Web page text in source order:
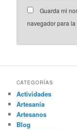
Guarda mi
navegador para
CATEGORÍAS
Actividades
Artesanía
Artesanos
Blog